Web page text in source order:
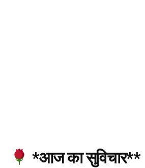
*आज का सुविचार**